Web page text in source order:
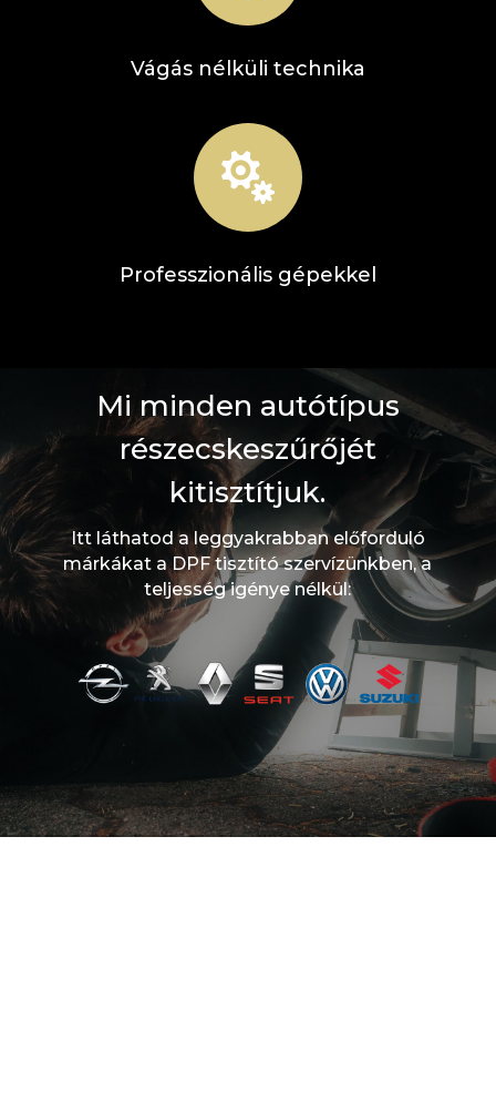
Vágás nélküli technika

Professzionális gépekkel
Mi minden autótípus
részecskeszűrőjét
kitisztítjuk.
Itt láthatod a leggyakrabban előforduló
márkákat a DPF tisztító szervízünkben, a
teljesség igénye nélkül: